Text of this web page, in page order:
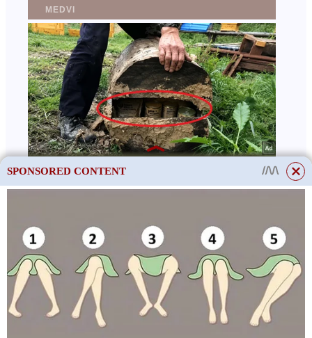
This site uses cookies to store data. By continuing to use the site, you consent
to the use of these files.
SPONSORED CONTENT